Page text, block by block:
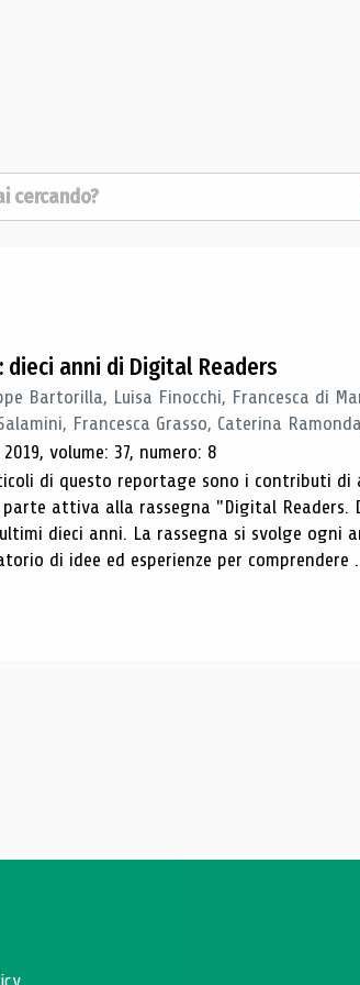
dieci anni di Digital Readers
Bartorilla, Luisa Finocchi, Francesca di
Francesca Grasso, Caterina
volume: 37, numero: 8
di questo reportage sono i contributi di
parte attiva alla rassegna "Digital Readers.
dieci anni. La rassegna si svolge ogni
di idee ed esperienze per comprendere